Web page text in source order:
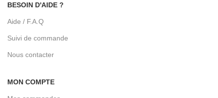
BESOIN D'AIDE ?
Aide / F.A.Q
Suivi de commande
Nous contacter
MON COMPTE